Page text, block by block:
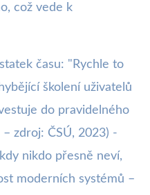
což vede k
času: "Rychle to
školení uživatelů
do pravidelného
– zdroj: ČSÚ, 2023) -
nikdo přesně neví,
moderních systémů –